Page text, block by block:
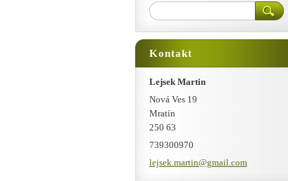
Kontakt
Lejsek Martin
Nová Ves 19
Mratín
250 63
739300970
lejsek.martin@gmail.com